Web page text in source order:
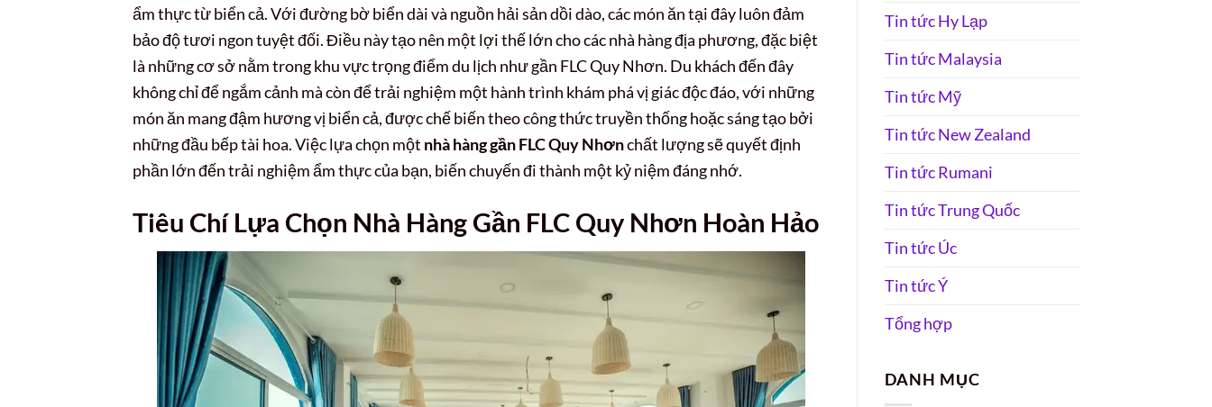
ẩm thực từ biển cả. Với đường bờ biển dài và nguồn hải sản dồi dào, các món ăn tại đây luôn đảm
bảo độ tươi ngon tuyệt đối. Điều này tạo nên một lợi thế lớn cho các nhà hàng địa phương, đặc biệt
là những cơ sở nằm trong khu vực trọng điểm du lịch như gần FLC Quy Nhơn. Du khách đến đây
không chỉ để ngắm cảnh mà còn để trải nghiệm một hành trình khám phá vị giác độc đáo, với những
món ăn mang đậm hương vị biển cả, được chế biến theo công thức truyền thống hoặc sáng tạo bởi
những đầu bếp tài hoa. Việc lựa chọn một nhà hàng gần FLC Quy Nhơnchất lượng sẽ quyết định
phần lớn đến trải nghiệm ẩm thực của bạn, biến chuyến đi thành một kỷ niệm đáng nhớ.
Tiêu Chí Lựa Chọn Nhà Hàng Gần FLC Quy Nhơn Hoàn Hảo
Tin tức Hy Lạp
Tin tức Malaysia
Tin tức Mỹ
Tin tức New Zealand
Tin tức Rumani
Tin tức Trung Quốc
Tin tức Úc
Tin tức Ý
Tổng hợp
DANH MỤC